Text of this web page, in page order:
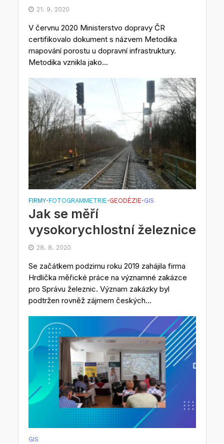
21. 9. 2020
V červnu 2020 Ministerstvo dopravy ČR
certifikovalo dokument s názvem Metodika
mapování porostu u dopravní infrastruktury.
Metodika vznikla jako...
FIRMY•FOTOGRAMMETRIE•GEODÉZIE•GIS
Jak se měří
vysokorychlostní železnice
28. 8. 2020
Se začátkem podzimu roku 2019 zahájila firma
Hrdlička měřické práce na významné zakázce
pro Správu železnic. Význam zakázky byl
podtržen rovněž zájmem českých...
GIS